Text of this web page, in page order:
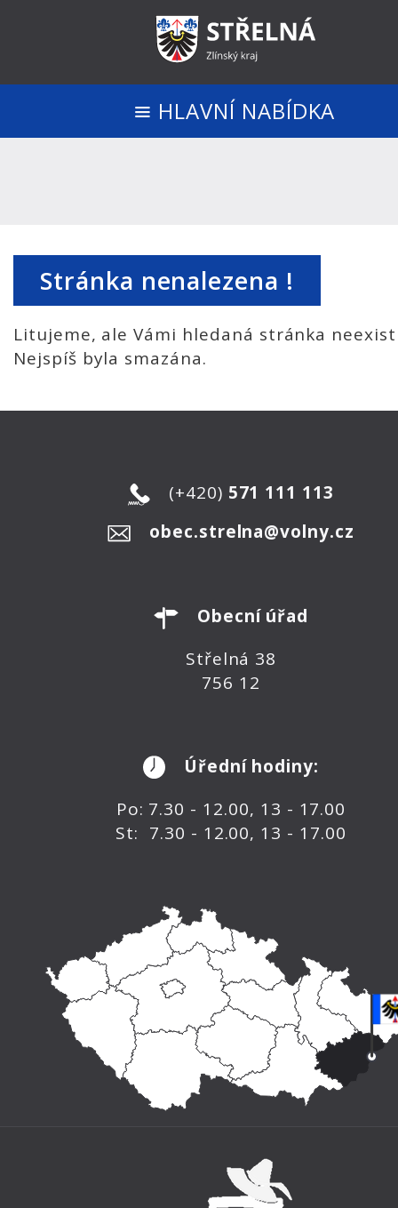
HLAVNÍ NABÍDKA
Stránka nenalezena !
Litujeme, ale Vámi hledaná stránka
Nejspíš byla smazána.
(+420) 571 111 113
obec.strelna@volny.cz
Obecní úřad
Střelná 38
756 12
Úřední hodiny:
Po: 7.30 - 12.00, 13 - 17.00
St: 7.30 - 12.00, 13 - 17.00